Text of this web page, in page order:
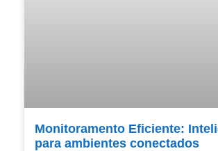
Monitoramento Eficiente:
para ambientes conectados